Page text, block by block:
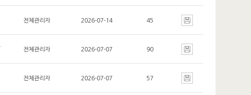
전체관리자 2026-07-14 45
전체관리자 2026-07-07 90
전체관리자 2026-07-07 57